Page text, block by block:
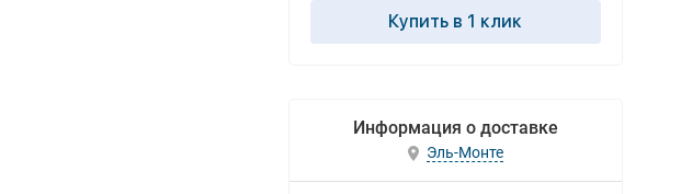
Купить в 1 клик
Информация о доставке
Эль-Монте